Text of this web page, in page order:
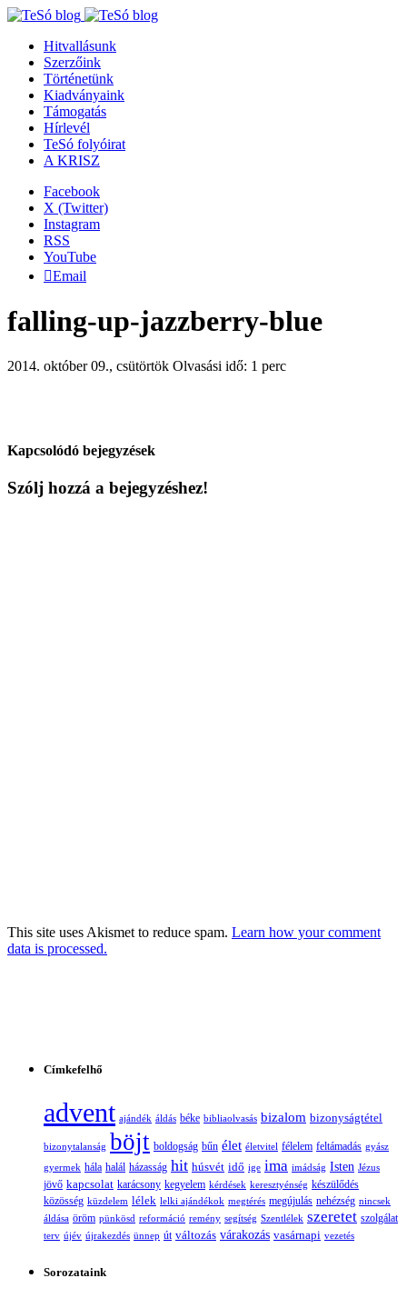
Hitvallásunk
Szerzőink
Történetünk
Kiadványaink
Támogatás
Hírlevél
TeSó folyóirat
A KRISZ
Facebook
X (Twitter)
Instagram
RSS
YouTube
Email
falling-up-jazzberry-blue
2014. október 09., csütörtök Olvasási idő: 1 perc
Kapcsolódó bejegyzések
Szólj hozzá a bejegyzéshez!
This site uses Akismet to reduce spam. Learn how your comment
data is processed.
Címkefelhő
advent ajándék áldás béke bibliaolvasás bizalom bizonyságtétel
bizonytalanság böjt boldogság bűn élet életvitel félelem feltámadás gyász
gyermek hála halál házasság hit húsvét idő ige ima imádság Isten Jézus
jövő kapcsolat karácsony kegyelem kérdések keresztyénség készülődés
közösség küzdelem lélek lelki ajándékok megtérés megújulás nehézség nincsek
áldása öröm pünkösd reformáció remény segítség Szentlélek szeretet szolgálat
terv újév újrakezdés ünnep út változás várakozás vasárnapi vezetés
Sorozataink